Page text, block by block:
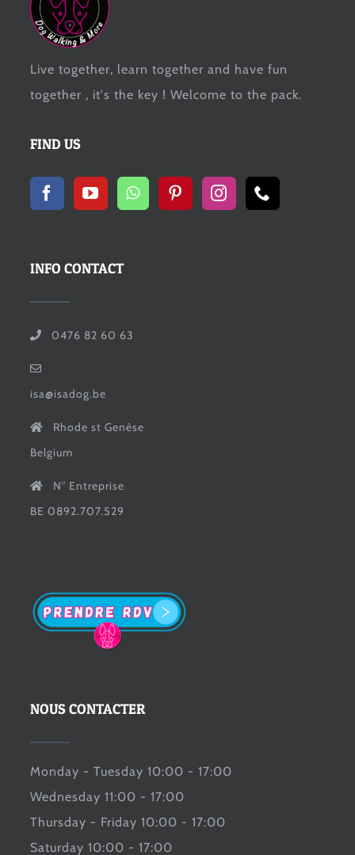
Live together, learn together and have fun
together , it's the key ! Welcome to the pack.
FIND US
INFO CONTACT
0476 82 60 63
isa@isadog.be
Rhode st Genèse
Belgium
N° Entreprise
BE 0892.707.529
NOUS CONTACTER
Monday - Tuesday 10:00 - 17:00
Wednesday 11:00 - 17:00
Thursday - Friday 10:00 - 17:00
Saturday 10:00 - 17:00